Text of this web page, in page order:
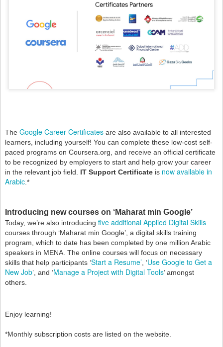
The Google Career Certificates are also available to all interested
learners, including yourself! You can complete these low-cost self-
paced programs on Coursera.org, and receive an official certificate
to be recognized by employers to start and help grow your career
in the relevant job field. IT Support Certificate is now available in
Arabic
Introducing new courses on ‘Maharat min Google’
Today, we’re also introducing five additional Applied Digital Skills
courses through ‘Maharat min Google’, a digital skills training
program, which to date has been completed by one million Arabic
speakers in MENA. The online courses will focus on necessary
skills that help participants ‘Start a Resume’ , ‘Use Google to Get a
New Job’, and ‘Manage a Project with Digital Tools’ amongst
others.
Enjoy learning!